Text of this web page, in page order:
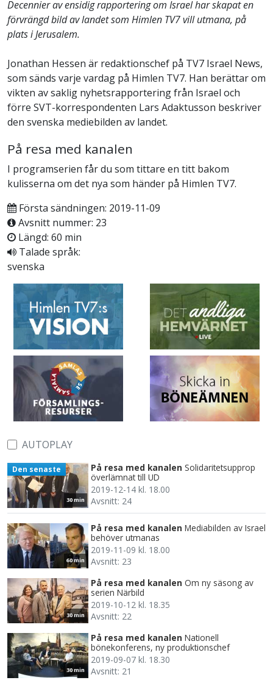
Decennier av ensidig rapportering om Israel har skapat en
förvrängd bild av landet som Himlen TV7 vill utmana, på
plats i Jerusalem.
Jonathan Hessen är redaktionschef på TV7 Israel News,
som sänds varje vardag på Himlen TV7. Han berättar om
vikten av saklig nyhetsrapportering från Israel och
förre SVT-korrespondenten Lars Adaktusson beskriver
den svenska mediebilden av landet.
På resa med kanalen
I programserien får du som tittare en titt bakom
kulisserna om det nya som händer på Himlen TV7.
Första sändningen: 2019-11-09
Avsnitt nummer: 23
Längd: 60 min
Talade språk:
svenska
AUTOPLAY
30 min
Den senaste På resa med kanalen Solidaritetsupprop
överlämnat till UD
2019-12-14 kl. 18.00
Avsnitt: 24
60 min
På resa med kanalen Mediabilden av Israel
behöver utmanas
2019-11-09 kl. 18.00
Avsnitt: 23
30 min
På resa med kanalen Om ny säsong av
serien Närbild
2019-10-12 kl. 18.35
Avsnitt: 22
30 min
På resa med kanalen Nationell
bönekonferens, ny produktionschef
2019-09-07 kl. 18.30
Avsnitt: 21